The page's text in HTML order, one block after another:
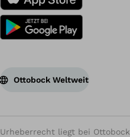
Ottobock Weltweit
Urheberrecht liegt bei Ottobock